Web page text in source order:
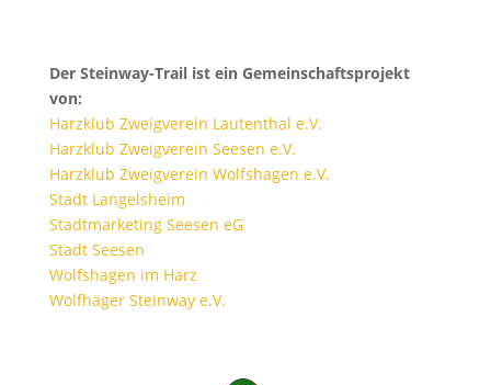
Der Steinway-Trail ist ein Gemeinschaftsprojekt
von:
Harzklub Zweigverein Lautenthal e.V.
Harzklub Zweigverein Seesen e.V.
Harzklub Zweigverein Wolfshagen e.V.
Stadt Langelsheim
Stadtmarketing Seesen eG
Stadt Seesen
Wolfshagen im Harz
Wolfhäger Steinway e.V.